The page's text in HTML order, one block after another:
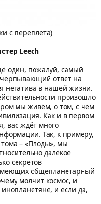
с переплета)
Leech
один, пожалуй, самый
ответ на
негатива в нашей жизни.
произошло
мы живём, о том, с чем
Как и в первом
вас ждёт много
Так, к примеру,
тома – «Плоды», мы
далёкое
секретов
общепланетарный
молчит космос, и
и если да,